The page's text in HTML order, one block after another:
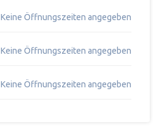
Keine Öffnungszeiten angegeben
Keine Öffnungszeiten angegeben
Keine Öffnungszeiten angegeben